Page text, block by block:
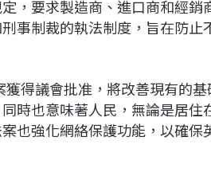
，要求製造商、進口商和經銷
事制裁的執法制度，旨在防止
得議會批准，將改善現有的
時也意味著人民，無論是居住
也強化網絡保護功能，以確保